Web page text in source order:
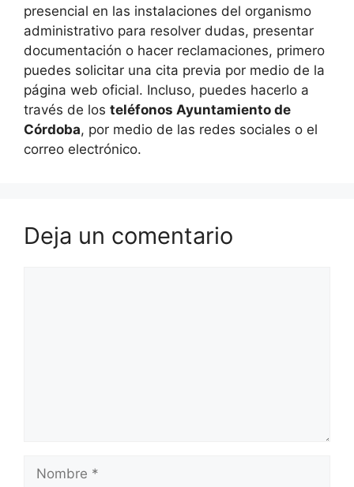
presencial en las instalaciones del organismo
administrativo para resolver dudas, presentar
documentación o hacer reclamaciones, primero
puedes solicitar una cita previa por medio de la
página web oficial. Incluso, puedes hacerlo a
través de los teléfonos Ayuntamiento de
Córdoba, por medio de las redes sociales o el
correo electrónico.
Deja un comentario